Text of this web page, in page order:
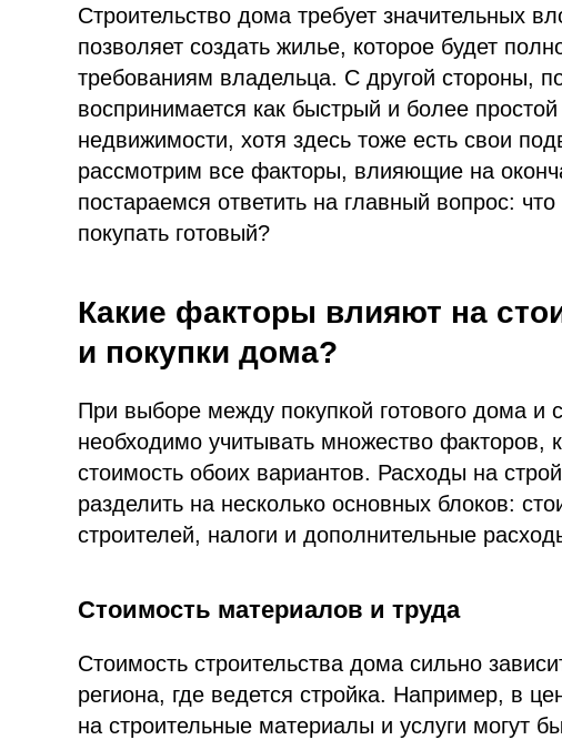
Строительство дома требует значительных
позволяет создать жилье, которое будет
требованиям владельца. С другой стороны,
воспринимается как быстрый и более
недвижимости, хотя здесь тоже есть свои
рассмотрим все факторы, влияющие на
постараемся ответить на главный вопрос:
покупать готовый?
Какие факторы влияют на
и покупки дома?
При выборе между покупкой готового дома и
необходимо учитывать множество
стоимость обоих вариантов. Расходы на
разделить на несколько основных блоков:
строителей, налоги и дополнительные
Стоимость материалов и труда
Стоимость строительства дома сильно
региона, где ведется стройка. Например, в
на строительные материалы и услуги могут